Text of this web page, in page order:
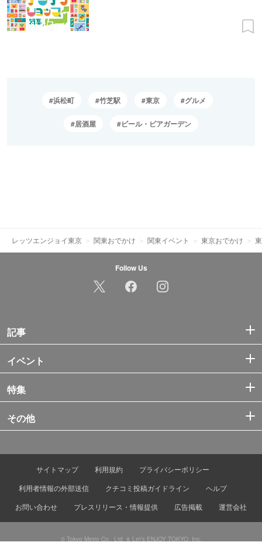
浜松町 竹芝駅 東京 グルメ
居酒屋 ビール・ビアガーデン
レッツエンジョイ東京 関東おでかけ 関東イベント 東京おでかけ
Follow Us
記事
イベント
特集
その他
サイトマップ 利用規約
プライバシーポリシー
利用者情報の外部送信
クチコミ投稿ガイドライン
ヘルプ
お問い合わせ
プレスリリース・情報提供 広告掲載 運営会社
© Tokyo Metro Co., Ltd. & Let’s ENJOY TOKYO, Inc.